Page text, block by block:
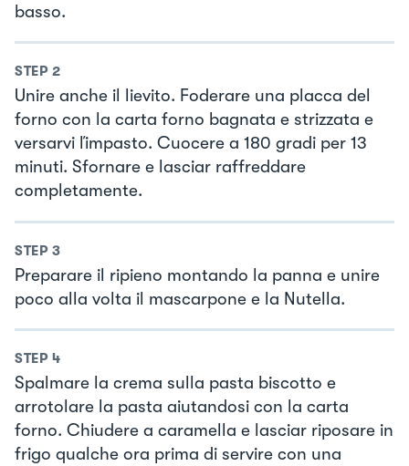
basso.
STEP 2
Unire anche il lievito. Foderare una placca del
forno con la carta forno bagnata e strizzata e
versarvi ľimpasto. Cuocere a 180 gradi per 13
minuti. Sfornare e lasciar raffreddare
completamente.
STEP 3
Preparare il ripieno montando la panna e unire
poco alla volta il mascarpone e la Nutella.
STEP 4
Spalmare la crema sulla pasta biscotto e
arrotolare la pasta aiutandosi con la carta
forno. Chiudere a caramella e lasciar riposare in
frigo qualche ora prima di servire con una